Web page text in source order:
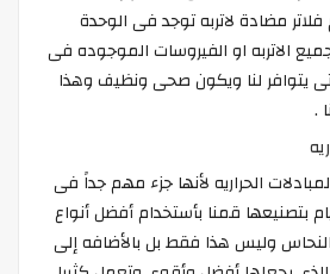
مضادة لاتربه توجد فى الوحدة
الاتربه او الفيروسات الموجوده فى
يتوافر لنا ويكون صحى ونظيف وهذا
.
الحراريه لأنها جزء مهم جداً فى
بتصنيعها قمنا بأستخدام أفضل أنواع
وليس هذا فقط بل بالأضافه إلى